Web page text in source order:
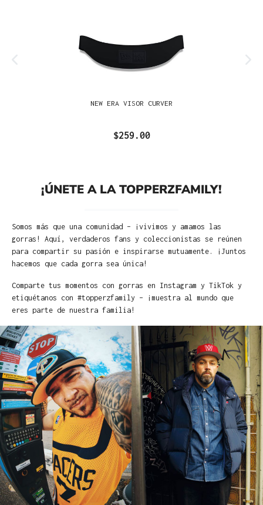
NEW ERA VISOR CURVER
$259.00
¡ÚNETE A LA TOPPERZFAMILY!
Somos más que una comunidad – ¡vivimos y amamos las
gorras! Aquí, verdaderos fans y coleccionistas se reúnen
para compartir su pasión e inspirarse mutuamente. ¡Juntos
hacemos que cada gorra sea única!
Comparte tus momentos con gorras en Instagram y TikTok y
etiquétanos con #topperzfamily – ¡muestra al mundo que
eres parte de nuestra familia!